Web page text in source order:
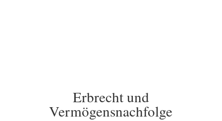
Erbrecht und
Vermögensnachfolge